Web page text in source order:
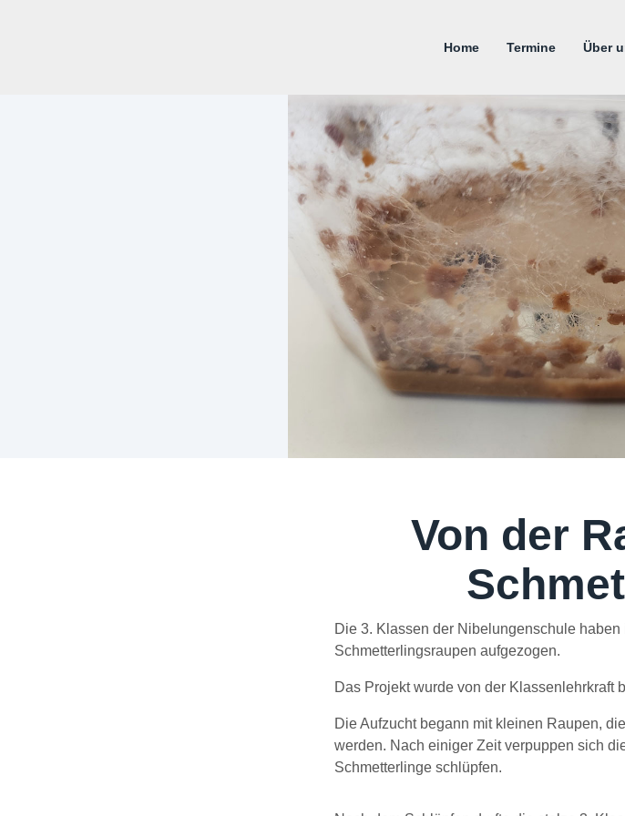
Home Termine Über
Von der
Die 3. Klassen der Nibelungenschule
Schmetterlingsraupen aufgezogen.
Das Projekt wurde von der Klassenlehrkraft
Die Aufzucht begann mit kleinen Raupen,
werden. Nach einiger Zeit verpuppen sich
Schmetterlinge schlüpfen.